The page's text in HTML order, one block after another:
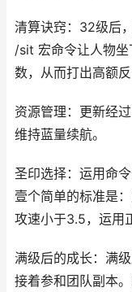
清算诀窍：32级后
/sit 宏命令让人物坐
数，从而打出高额
资源管理：更新经
维持蓝量续航。
圣印选择：运用命
壹个简单的标准是
攻速小于3.5，运用
满级后的成长：满
接着参和团队副本